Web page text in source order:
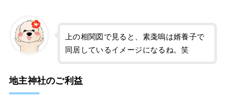
上の相関図で見ると、素戔嗚は婿養子で
同居しているイメージになるね。笑
地主神社のご利益